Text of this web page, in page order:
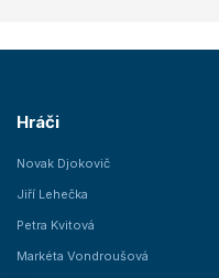
Hráči
Novak Djokovič
Jiří Lehečka
Petra Kvitová
Markéta Vondroušová